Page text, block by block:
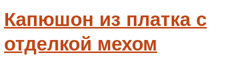
Капюшон из платка с
отделкой мехом